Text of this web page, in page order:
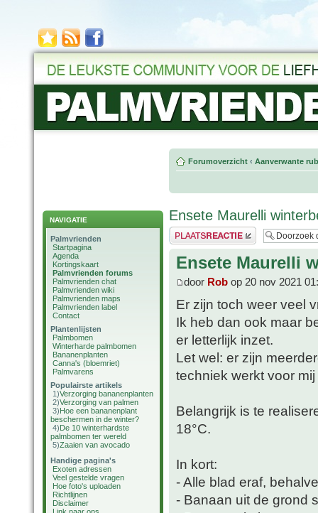
NAVIGATIE
Palmvrienden
Startpagina
Agenda
Kortingskaart
Palmvrienden forums
Palmvrienden chat
Palmvrienden wiki
Palmvrienden maps
Palmvrienden label
Contact
Plantenlijsten
Palmbomen
Winterharde palmbomen
Bananenplanten
Canna's (bloemriet)
Palmvarens
Populairste artikels
1)Verzorging bananenplanten
2)Verzorging van palmen
3)Hoe een bananenplant
beschermen in de winter?
4)De 10 winterhardste
palmbomen ter wereld
5)Zaaien van avocado
Handige pagina's
Exoten adressen
Veel gestelde vragen
Hoe foto's uploaden
Richtlijnen
Disclaimer
Forumoverzicht ‹ Aanverwante
Ensete Maurelli
Plaats een reactie
Ensete Maurelli
door Rob op 20 nov 2021
Er zijn toch weer veel
Ik heb dan ook maar
er letterlijk inzet.
Let wel: er zijn
techniek werkt voor
Belangrijk is te
18°C.
In kort:
- Alle blad eraf,
- Banaan uit de grond